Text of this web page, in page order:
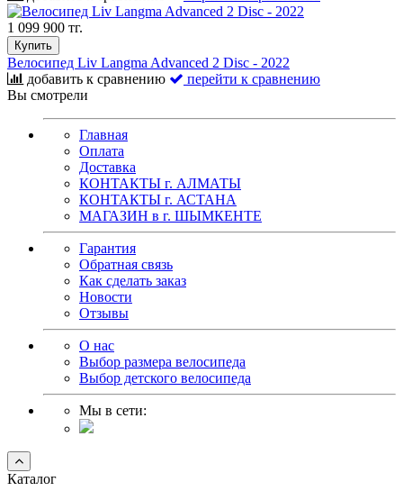
1 099 900 тг.
Купить
Велосипед Liv Langma Advanced 2 Disc - 2022
добавить к сравнению
перейти к сравнению
Вы смотрели
Главная
Оплата
Доставка
КОНТАКТЫ г. АЛМАТЫ
КОНТАКТЫ г. АСТАНА
МАГАЗИН в г. ШЫМКЕНТЕ
Гарантия
Обратная связь
Как сделать заказ
Новости
Отзывы
О нас
Выбор размера велосипеда
Выбор детского велосипеда
Мы в сети:
Каталог